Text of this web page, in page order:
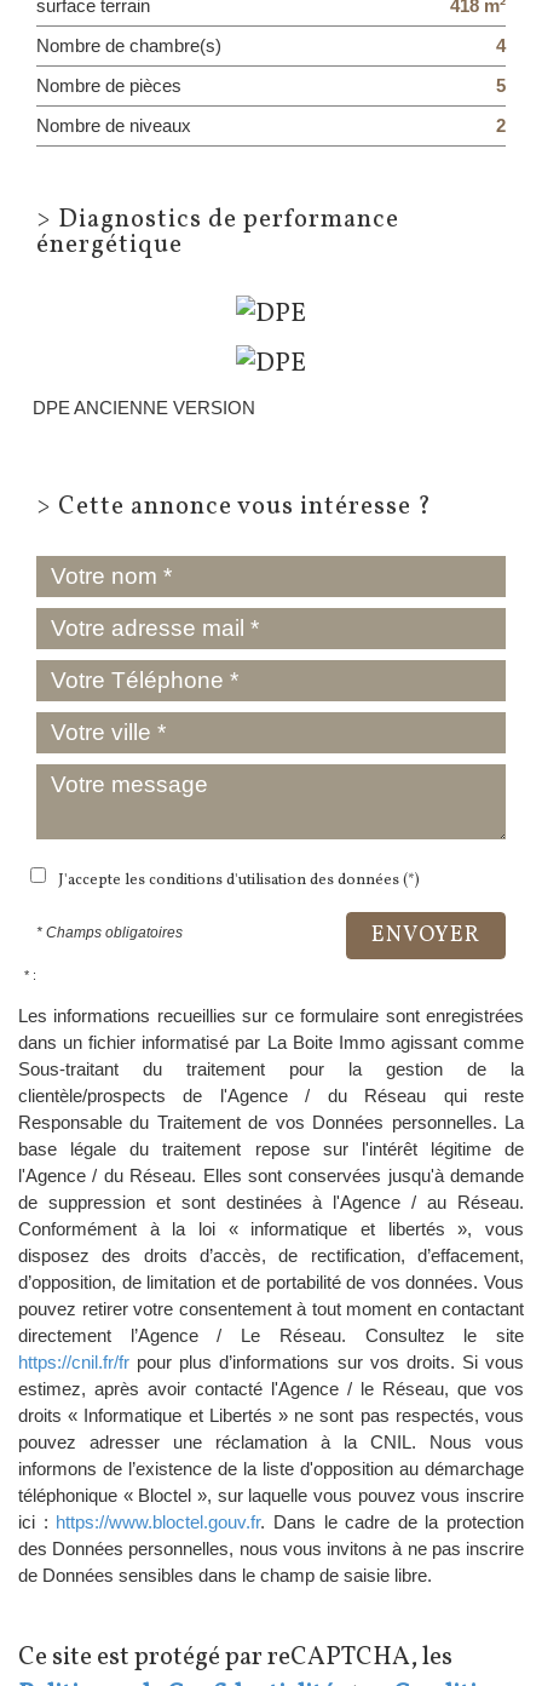
surface terrain 418 m²
Nombre de chambre(s) 4
Nombre de pièces 5
Nombre de niveaux 2
> Diagnostics de performance
énergétique
DPE ANCIENNE VERSION
> Cette annonce vous intéresse ?
J'accepte les conditions d'utilisation des données (*)
* Champs obligatoires ENVOYER
* :
Les informations recueillies sur ce formulaire sont enregistrées
dans un fichier informatisé par La Boite Immo agissant comme
Sous-traitant du traitement pour la gestion de la
clientèle/prospects de l'Agence / du Réseau qui reste
Responsable du Traitement de vos Données personnelles. La
base légale du traitement repose sur l'intérêt légitime de
l'Agence / du Réseau. Elles sont conservées jusqu'à demande
de suppression et sont destinées à l'Agence / au Réseau.
Conformément à la loi « informatique et libertés », vous
disposez des droits d’accès, de rectification, d’effacement,
d’opposition, de limitation et de portabilité de vos données. Vous
pouvez retirer votre consentement à tout moment en contactant
directement l’Agence / Le Réseau. Consultez le site
https://cnil.fr/fr pour plus d’informations sur vos droits. Si vous
estimez, après avoir contacté l'Agence / le Réseau, que vos
droits « Informatique et Libertés » ne sont pas respectés, vous
pouvez adresser une réclamation à la CNIL. Nous vous
informons de l’existence de la liste d'opposition au démarchage
téléphonique « Bloctel », sur laquelle vous pouvez vous inscrire
ici : https://www.bloctel.gouv.fr. Dans le cadre de la protection
des Données personnelles, nous vous invitons à ne pas inscrire
de Données sensibles dans le champ de saisie libre.
Ce site est protégé par reCAPTCHA, les